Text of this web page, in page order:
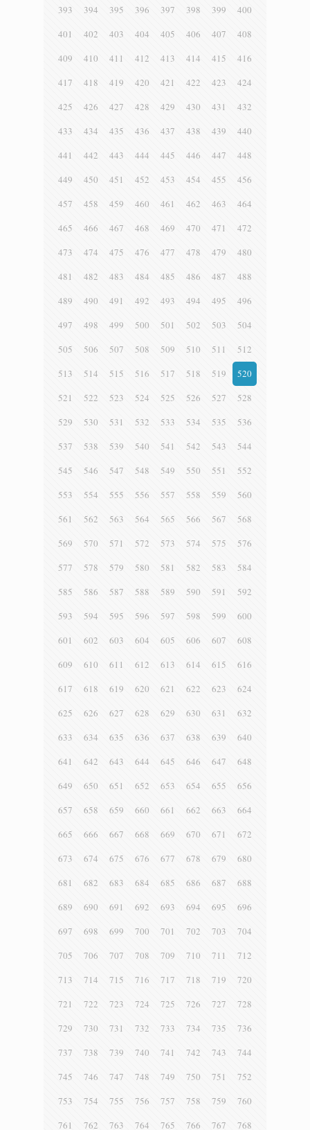
393 394 395 396 397 398 399
400
401
402 403 404 405 406 407
408
409
410 411 412 413 414 415
416
417
418 419 420 421 422 423
424
425
426 427 428 429 430 431
432
433
434 435 436 437 438 439
440
441
442 443 444 445 446 447
448
449
450 451 452 453 454 455
456
457
458 459 460 461 462 463
464
465
466 467 468 469 470 471
472
473
474 475 476 477 478 479
480
481
482 483 484 485 486 487
488
489
490 491 492 493 494 495
496
497
498 499 500 501 502 503
504
505
506 507 508 509 510 511
512
513
514 515 516 517 518 519
520
521
522 523 524 525 526 527
528
529
530 531 532 533 534 535
536
537
538 539 540 541 542 543
544
545
546 547 548 549 550 551
552
553
554 555 556 557 558 559
560
561
562 563 564 565 566 567
568
569
570 571 572 573 574 575
576
577
578 579 580 581 582 583
584
585
586 587 588 589 590 591
592
593
594 595 596 597 598 599
600
601
602 603 604 605 606 607
608
609
610 611 612 613 614 615
616
617
618 619 620 621 622 623
624
625
626 627 628 629 630 631
632
633
634 635 636 637 638 639
640
641
642 643 644 645 646 647
648
649
650 651 652 653 654 655
656
657
658 659 660 661 662 663
664
665
666 667 668 669 670 671
672
673
674 675 676 677 678 679
680
681
682 683 684 685 686 687
688
689
690 691 692 693 694 695
696
697
698 699 700 701 702 703
704
705
706 707 708 709 710 711
712
713
714 715 716 717 718 719
720
721
722 723 724 725 726 727
728
729
730 731 732 733 734 735
736
737
738 739 740 741 742 743
744
745
746 747 748 749 750 751
752
753
754 755 756 757 758 759
760
761
762 763 764 765 766 767
768